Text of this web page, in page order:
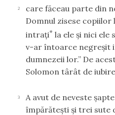
2
care făceau parte din
Domnul zisese copiilor
intraţi* la ele şi nici ele
v-ar întoarce negreşit
dumnezeii lor.” De
Solomon târât de
3
A avut de neveste
împărăteşti şi trei sute